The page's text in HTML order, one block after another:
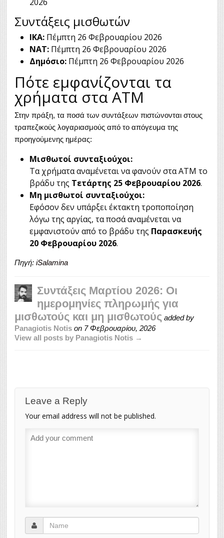
Συντάξεις μισθωτών
ΙΚΑ: Πέμπτη 26 Φεβρουαρίου 2026
ΝΑΤ: Πέμπτη 26 Φεβρουαρίου 2026
Δημόσιο: Πέμπτη 26 Φεβρουαρίου 2026
Πότε εμφανίζονται τα
χρήματα στα ΑΤΜ
Στην πράξη, τα ποσά των συντάξεων πιστώνονται στους
τραπεζικούς λογαριασμούς από το απόγευμα της
προηγούμενης ημέρας:
Μισθωτοί συνταξιούχοι:
Τα χρήματα αναμένεται να φανούν στα ΑΤΜ το
βράδυ της Τετάρτης 25 Φεβρουαρίου 2026.
Μη μισθωτοί συνταξιούχοι:
Εφόσον δεν υπάρξει έκτακτη τροποποίηση
λόγω της αργίας, τα ποσά αναμένεται να
εμφανιστούν από το βράδυ της Παρασκευής
20 Φεβρουαρίου 2026.
Πηγή: iSalamina
Συντάξεις Μαρτίου 2026: Οι
ημερομηνίες πληρωμής για
μισθωτούς και μη μισθωτούς added by
Panagiotis Notis on 7 Φεβρουαρίου, 2026
View all posts by Panagiotis Notis →
Leave a Reply
Your email address will not be published.